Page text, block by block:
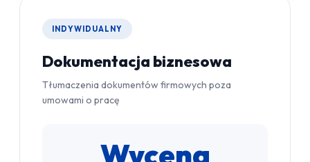
INDYWIDUALNY
Dokumentacja biznesowa
Tłumaczenia dokumentów firmowych poza
umowami o pracę